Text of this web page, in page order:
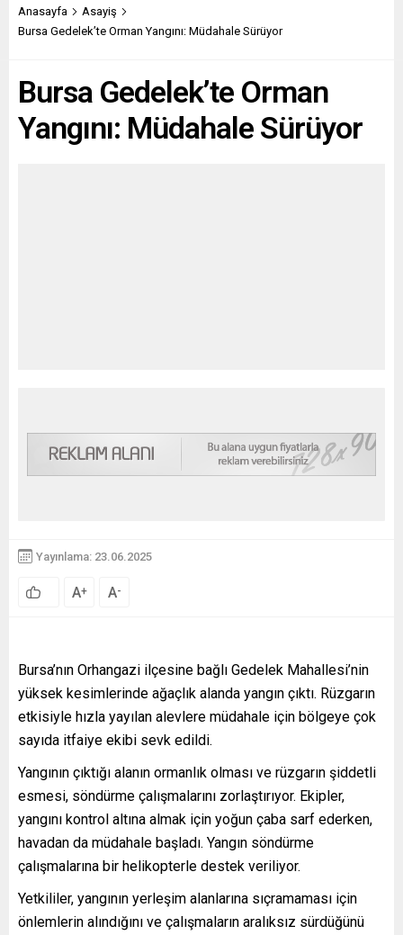
Anasayfa
Asayiş
Bursa Gedelek’te Orman Yangını: Müdahale Sürüyor
Bursa Gedelek’te Orman
Yangını: Müdahale Sürüyor
Yayınlama: 23.06.2025
A+ A-
Bursa’nın Orhangazi ilçesine bağlı Gedelek Mahallesi’nin
yüksek kesimlerinde ağaçlık alanda yangın çıktı. Rüzgarın
etkisiyle hızla yayılan alevlere müdahale için bölgeye çok
sayıda itfaiye ekibi sevk edildi.
Yangının çıktığı alanın ormanlık olması ve rüzgarın şiddetli
esmesi, söndürme çalışmalarını zorlaştırıyor. Ekipler,
yangını kontrol altına almak için yoğun çaba sarf ederken,
havadan da müdahale başladı. Yangın söndürme
çalışmalarına bir helikopterle destek veriliyor.
Yetkililer, yangının yerleşim alanlarına sıçramaması için
önlemlerin alındığını ve çalışmaların aralıksız sürdüğünü